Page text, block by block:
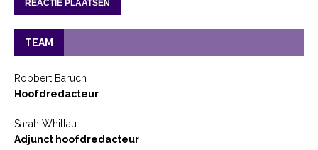
TEAM
Robbert Baruch
Hoofdredacteur
Sarah Whitlau
Adjunct hoofdredacteur